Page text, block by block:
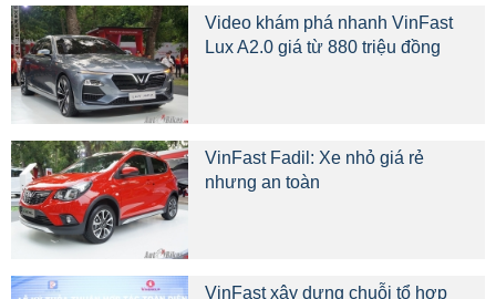
Video khám phá nhanh VinFast
Lux A2.0 giá từ 880 triệu đồng
VinFast Fadil: Xe nhỏ giá rẻ
nhưng an toàn
VinFast xây dựng chuỗi tổ hợp